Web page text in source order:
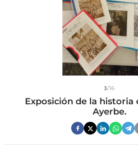
3/16
Exposición de la historia
Ayerbe.